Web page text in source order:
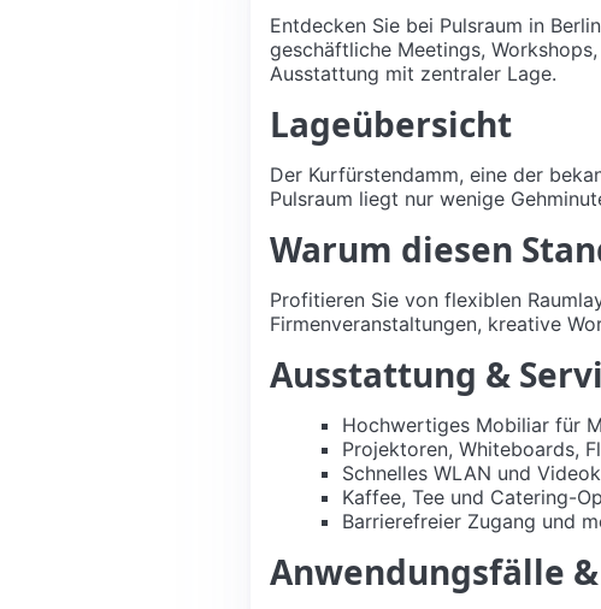
Entdecken Sie bei Pulsraum in
geschäftliche Meetings,
Ausstattung mit zentraler Lage.
Lageübersicht
Der Kurfürstendamm, eine der
Pulsraum liegt nur wenige
Warum diesen
Profitieren Sie von flexiblen
Firmenveranstaltungen, kreative
Ausstattung &
Hochwertiges Mobiliar für
Projektoren, Whiteboards,
Schnelles WLAN und
Kaffee, Tee und Catering-
Barrierefreier Zugang und
Anwendungsfälle